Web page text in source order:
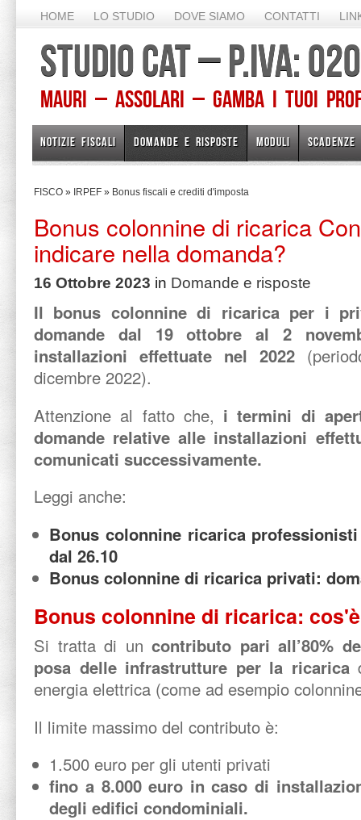
HOME LO STUDIO DOVE SIAMO CONTATTI
STUDIO CAT – P.IVA:
Mauri – Assolari – Gamba I TUOI
NOTIZIE FISCALI DOMANDE E RISPOSTE MODULI SCADENZE
FISCO » IRPEF » Bonus fiscali e crediti d'imposta
Bonus colonnine di ricarica
indicare nella domanda?
16 Ottobre 2023 in Domande e risposte
Il bonus colonnine di ricarica per i
domande dal 19 ottobre al 2
installazioni effettuate nel 2022
dicembre 2022).
Attenzione al fatto che, i termini di
domande relative alle installazioni
comunicati successivamente.
Leggi anche:
Bonus colonnine ricarica
dal 26.10
Bonus colonnine di ricarica privati:
Bonus colonnine di ricarica: cos'è
Si tratta di uncontributo pari all’80%
posa delle infrastrutture per la ricarica
energia elettrica (come ad esempio
Il limite massimo del contributo è:
1.500 euro per gli utenti privati
fino a 8.000 euro in caso di
degli edifici condominiali.